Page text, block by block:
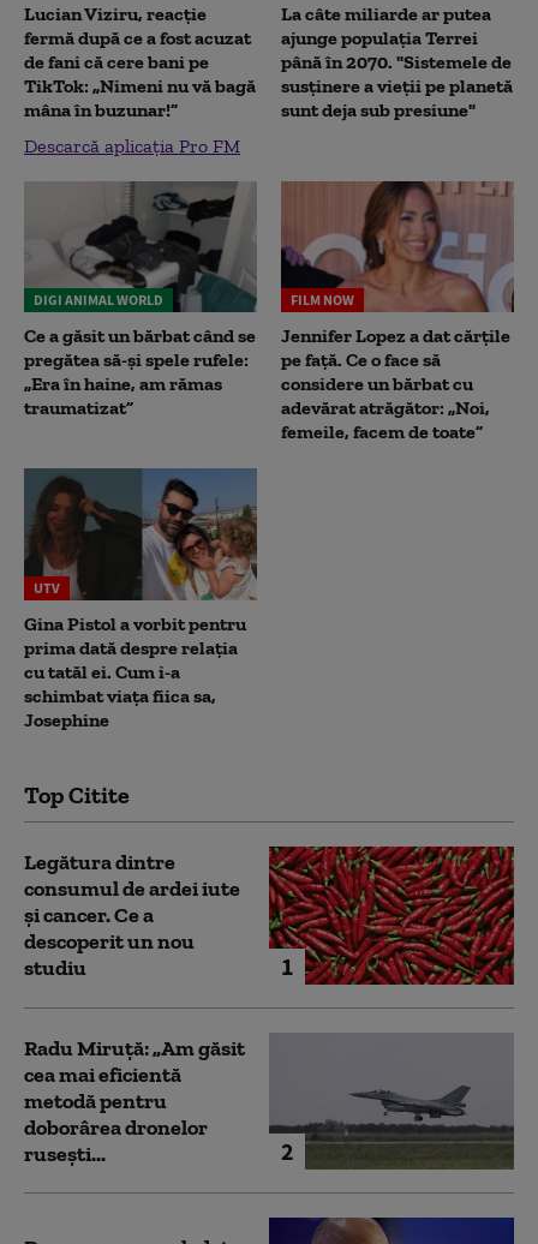
Lucian Viziru, reacție
fermă după ce a fost acuzat
de fani că cere bani pe
TikTok: „Nimeni nu vă bagă
mâna în buzunar!”
Descarcă aplicația Pro FM
La câte miliarde ar putea
ajunge populația Terrei
până în 2070. "Sistemele de
susținere a vieții pe planetă
sunt deja sub presiune"
DIGI ANIMAL WORLD
Ce a găsit un bărbat când se
pregătea să-și spele rufele:
„Era în haine, am rămas
traumatizat”
FILM NOW
Jennifer Lopez a dat cărțile
pe față. Ce o face să
considere un bărbat cu
adevărat atrăgător: „Noi,
femeile, facem de toate”
UTV
Gina Pistol a vorbit pentru
prima dată despre relația
cu tatăl ei. Cum i-a
schimbat viața fiica sa,
Josephine
Top Citite
1
Legătura dintre
consumul de ardei iute
și cancer. Ce a
descoperit un nou
studiu
2
Radu Miruță: „Am găsit
cea mai eficientă
metodă pentru
doborârea dronelor
rusești...